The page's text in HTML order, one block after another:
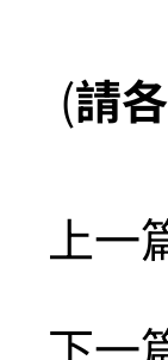
(請
上一